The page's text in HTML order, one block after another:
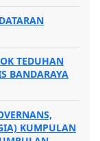
TEDUHAN
BANDARAYA
KUMPULAN